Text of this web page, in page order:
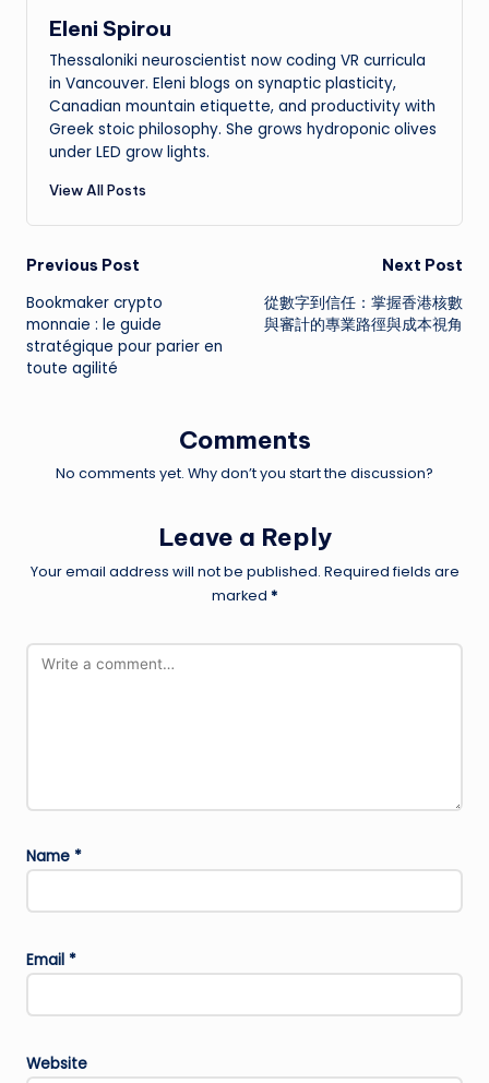
Eleni Spirou
Thessaloniki neuroscientist now coding VR curricula
in Vancouver. Eleni blogs on synaptic plasticity,
Canadian mountain etiquette, and productivity with
Greek stoic philosophy. She grows hydroponic olives
under LED grow lights.
View All Posts
Post
navigation
Previous Post
Bookmaker crypto
monnaie : le guide
stratégique pour parier en
toute agilité
Next Post
從數字到信任：掌握香港核數
與審計的專業路徑與成本視角
Comments
No comments yet. Why don’t you start the discussion?
Leave a Reply
Your email address will not be published. Required fields are
marked *
Name *
Email *
Website